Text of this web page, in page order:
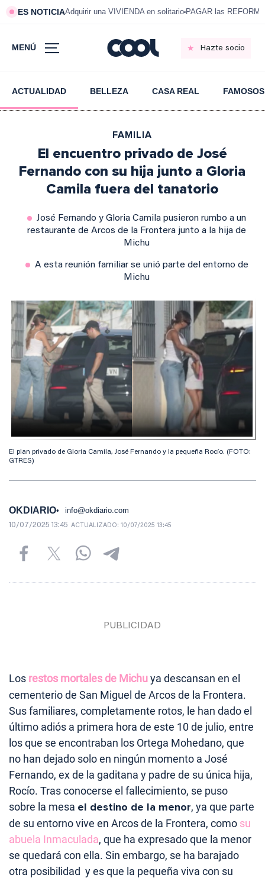
ES NOTICIAAdquirir una VIVIENDA en solitario PAGAR las
MENÚ Hazte socio
ACTUALIDAD BELLEZA CASA REAL FAMOSOS
FAMILIA
El encuentro privado de José
Fernando con su hija junto a Gloria
Camila fuera del tanatorio
José Fernando y Gloria Camila pusieron rumbo a un
restaurante de Arcos de la Frontera junto a la hija de
Michu
A esta reunión familiar se unió parte del entorno de
Michu
El plan privado de Gloria Camila, José Fernando y la pequeña Rocío. (FOTO:
GTRES)
OKDIARIO info@okdiario.com
10/07/2025 13:45 ACTUALIZADO: 10/07/2025 13:45
Los restos mortales de Michuya descansan en el
cementerio de San Miguel de Arcos de la Frontera.
Sus familiares, completamente rotos, le han dado el
último adiós a primera hora de este 10 de julio, entre
los que se encontraban los Ortega Mohedano, que
no han dejado solo en ningún momento a José
Fernando, ex de la gaditana y padre de su única hija,
Rocío. Tras conocerse el fallecimiento, se puso
sobre la mesa el destino de la menor, ya que parte
de su entorno vive en Arcos de la Frontera, como su
abuela Inmaculada, que ha expresado que la menor
se quedará con ella. Sin embargo, se ha barajado
otra posibilidad y es que la pequeña viva con su